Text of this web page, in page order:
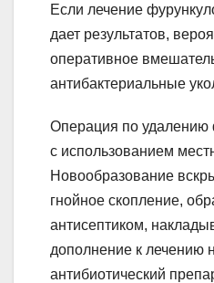
Если лечение
дает результатов,
оперативное
антибактериальные
Операция по удалению
с использованием
Новообразование
гнойное скопление,
антисептиком,
дополнение к лечению
антибиотический